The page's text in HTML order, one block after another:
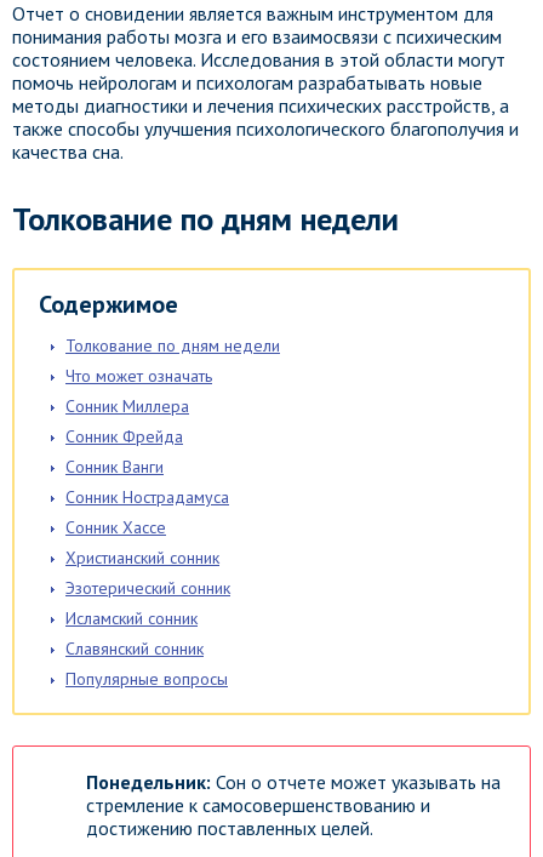
Отчет о сновидении является важным инструментом для
понимания работы мозга и его взаимосвязи с психическим
состоянием человека. Исследования в этой области могут
помочь нейрологам и психологам разрабатывать новые
методы диагностики и лечения психических расстройств, а
также способы улучшения психологического благополучия и
качества сна.
Толкование по дням недели
Содержимое
Толкование по дням недели
Что может означать
Сонник Миллера
Сонник Фрейда
Сонник Ванги
Сонник Нострадамуса
Сонник Хассе
Христианский сонник
Эзотерический сонник
Исламский сонник
Славянский сонник
Популярные вопросы
Понедельник: Сон о отчете может указывать на
стремление к самосовершенствованию и
достижению поставленных целей.